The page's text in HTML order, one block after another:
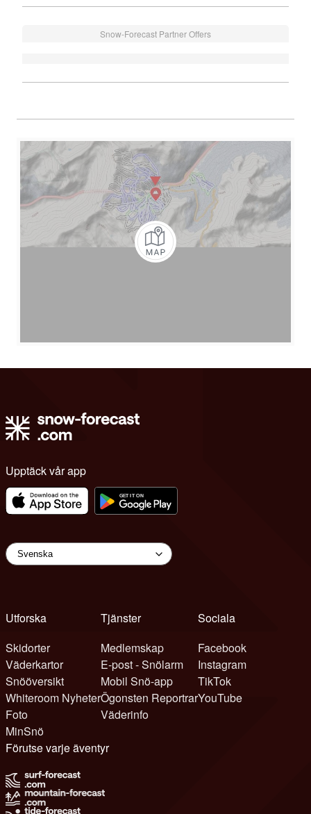
Snow-Forecast Partner Offers
Upptäck vår app
Utforska
Skidorter
Väderkartor
Snööversikt
Whiteroom Nyheter
Foto
MinSnö
Tjänster
Medlemskap
E-post - Snölarm
Mobil Snö-app
Ögonsten Reportrar
Väderinfo
Sociala
Facebook
Instagram
TikTok
YouTube
Förutse varje äventyr